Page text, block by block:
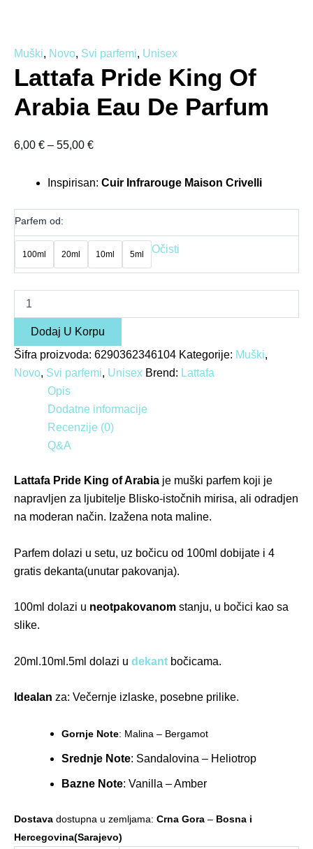
Muški, Novo, Svi parfemi, Unisex
Lattafa Pride King Of
Arabia Eau De Parfum
6,00 € – 55,00 €
Inspirisan: Cuir Infrarouge Maison Crivelli
Parfem od:
100ml 20ml 10ml 5ml Očisti
Dodaj U Korpu
Šifra proizvoda: 6290362346104 Kategorije: Muški,
Novo, Svi parfemi, Unisex Brend: Lattafa
Opis
Dodatne informacije
Recenzije (0)
Q&A
Lattafa Pride King of Arabia je muški parfem koji je
napravljen za ljubitelje Blisko-istočnih mirisa, ali odradjen
na moderan način. Izažena nota maline.
Parfem dolazi u setu, uz bočicu od 100ml dobijate i 4
gratis dekanta(unutar pakovanja).
100ml dolazi u neotpakovanom stanju, u bočici kao sa
slike.
20ml.10ml.5ml dolazi u dekant bočicama.
Idealan za: Večernje izlaske, posebne prilike.
Gornje Note: Malina – Bergamot
Srednje Note: Sandalovina – Heliotrop
Bazne Note: Vanilla – Amber
Dostava dostupna u zemljama: Crna Gora – Bosna i
Hercegovina(Sarajevo)